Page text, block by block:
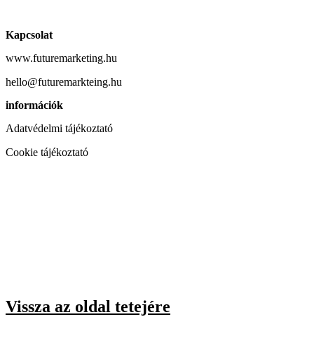
Kapcsolat
www.futuremarketing.hu
hello@futuremarkteing.hu
információk
Adatvédelmi tájékoztató
Cookie tájékoztató
Vissza az oldal tetejére